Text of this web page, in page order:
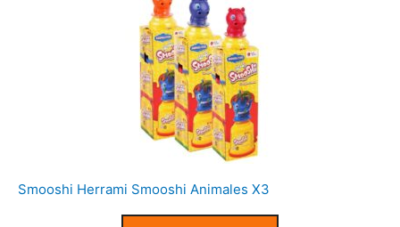
Smooshi Herrami Smooshi Animales X3